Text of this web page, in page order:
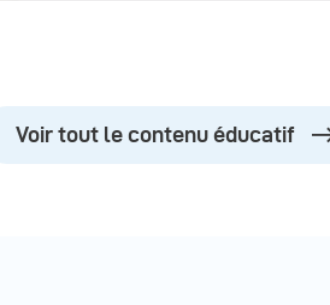
Voir tout le contenu éducatif